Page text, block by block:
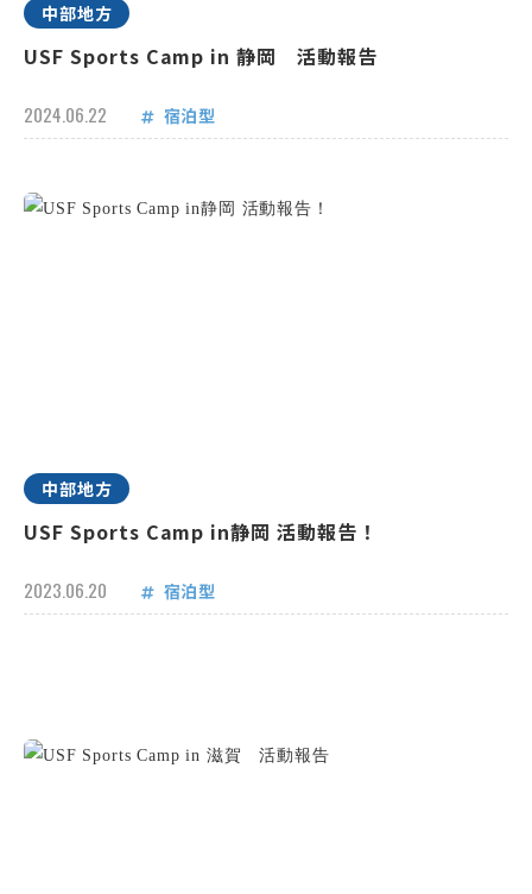
中部地方
USF Sports Camp in 静岡 活動報告
2024.06.22 宿泊型
中部地方
USF Sports Camp in静岡 活動報告！
2023.06.20 宿泊型